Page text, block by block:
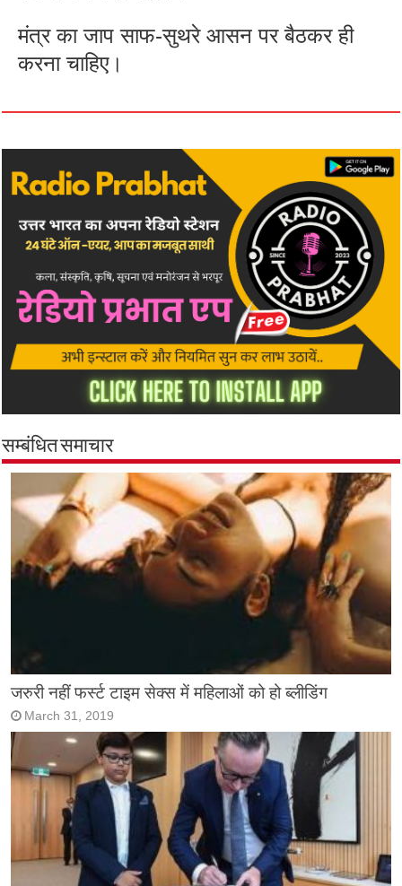
मंत्र का जाप साफ-सुथरे आसन पर बैठकर ही
करना चाहिए।
सम्बंधित समाचार
जरुरी नहीं फर्स्ट टाइम सेक्स में महिलाओं को हो ब्लीडिंग
March 31, 2019